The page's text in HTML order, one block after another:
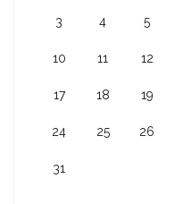
3 4 5
10 11 12
17 18 19
24 25 26
31